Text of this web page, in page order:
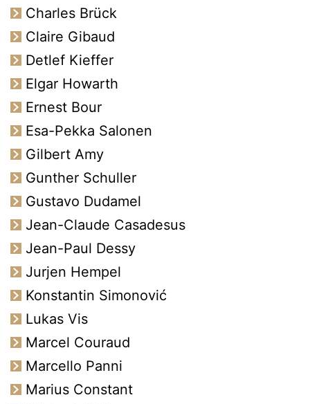
Charles Brück
Claire Gibaud
Detlef Kieffer
Elgar Howarth
Ernest Bour
Esa-Pekka Salonen
Gilbert Amy
Gunther Schuller
Gustavo Dudamel
Jean-Claude Casadesus
Jean-Paul Dessy
Jurjen Hempel
Konstantin Simonović
Lukas Vis
Marcel Couraud
Marcello Panni
Marius Constant